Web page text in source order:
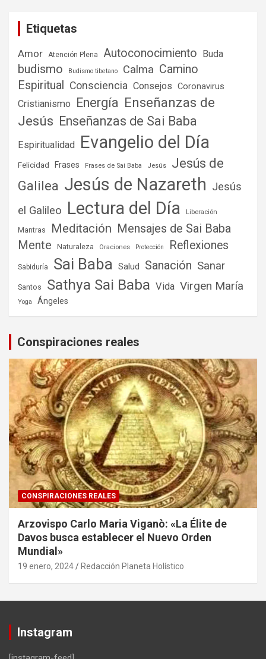
Etiquetas
Amor Atención Plena Autoconocimiento Buda
budismo Budismo tibetano Calma Camino
Espiritual
Consciencia Consejos Coronavirus
Cristianismo Energía Enseñanzas de
Jesús Enseñanzas de Sai Baba
Espiritualidad Evangelio del Día
Felicidad Frases Frases de Sai Baba Jesús
Jesús de
Galilea Jesús de Nazareth Jesús
el Galileo Lectura del Día Liberación
Mantras Meditación Mensajes de Sai Baba
Mente
Naturaleza Oraciones Protección Reflexiones
Sabiduría Sai Baba Salud Sanación Sanar
Santos Sathya Sai Baba Vida Virgen María
Yoga Ángeles
Conspiraciones reales
CONSPIRACIONES REALES
Arzovispo Carlo Maria Viganò: «La Élite de
Davos busca establecer el Nuevo Orden
Mundial»
19 enero, 2024 Redacción Planeta Holístico
Instagram